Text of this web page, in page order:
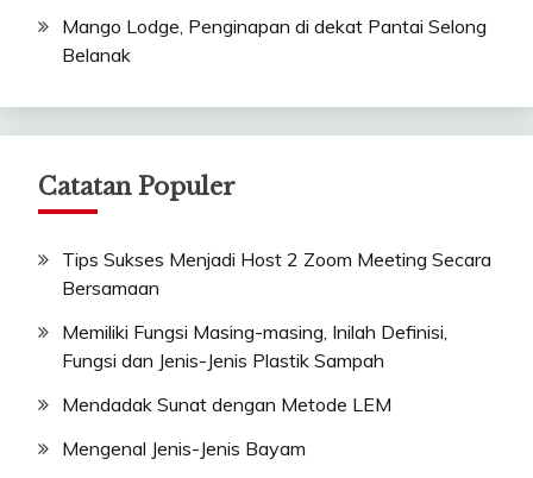
Mango Lodge, Penginapan di dekat Pantai Selong
Belanak
Catatan Populer
Tips Sukses Menjadi Host 2 Zoom Meeting Secara
Bersamaan
Memiliki Fungsi Masing-masing, Inilah Definisi,
Fungsi dan Jenis-Jenis Plastik Sampah
Mendadak Sunat dengan Metode LEM
Mengenal Jenis-Jenis Bayam